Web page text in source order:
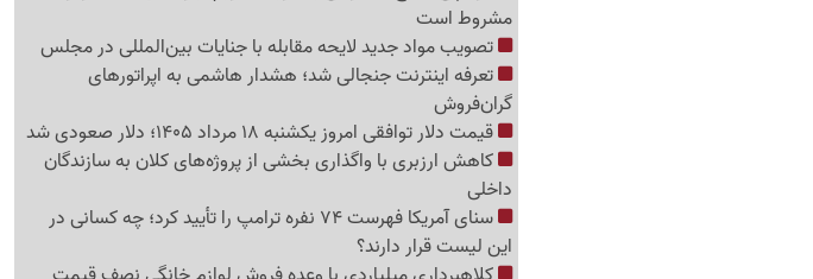
مشروط است
تصویب مواد جدید لایحه مقابله با جنایات بین‌المللی در مجلس
تعرفه اینترنت جنجالی شد؛ هشدار هاشمی به اپراتورهای
گرا‌ن‌فروش
قیمت دلار توافقی امروز یکشنبه 18 مرداد 1405؛ دلار صعودی شد
کاهش ارزبری با واگذاری بخشی از پروژه‌های کلان به سازندگان
داخلی
سنای آمریکا فهرست 74 نفره ترامپ را تأیید کرد؛ چه کسانی در
این لیست قرار دارند؟